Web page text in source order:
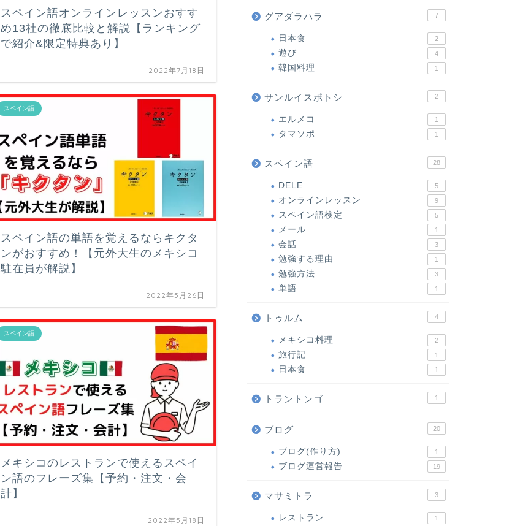
スペイン語オンラインレッスンおすす
め13社の徹底比較と解説【ランキング
で紹介&限定特典あり】
2022年7月18日
スペイン語
スペイン語の単語を覚えるならキクタ
ンがおすすめ！【元外大生のメキシコ
駐在員が解説】
2022年5月26日
スペイン語
メキシコのレストランで使えるスペイ
ン語のフレーズ集【予約・注文・会
計】
2022年5月18日
グアダラハラ 7
日本食 2
遊び 4
韓国料理 1
サンルイスポトシ 2
エルメコ 1
タマソポ 1
スペイン語 28
DELE 5
オンラインレッスン 9
スペイン語検定 5
メール 1
会話 3
勉強する理由 1
勉強方法 3
単語 1
トゥルム 4
メキシコ料理 2
旅行記 1
日本食 1
トラントンゴ 1
ブログ 20
ブログ(作り方) 1
ブログ運営報告 19
マサミトラ 3
レストラン 1